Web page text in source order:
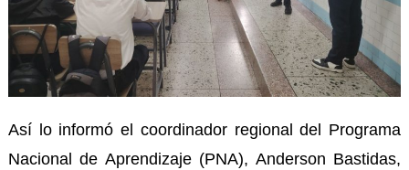
Así lo informó el coordinador regional del Programa
Nacional de Aprendizaje (PNA), Anderson Bastidas,